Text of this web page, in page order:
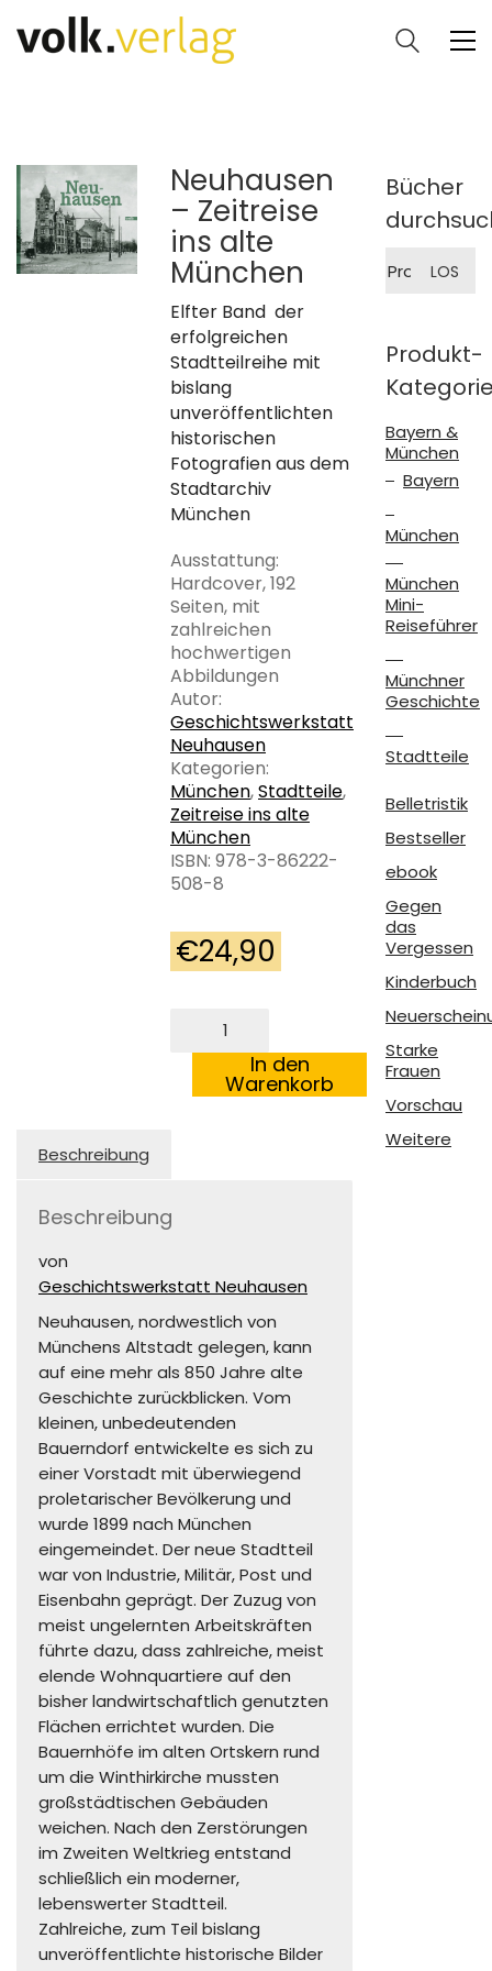
Neuhausen
– Zeitreise
ins alte
München
Elfter Band der
erfolgreichen
Stadtteilreihe mit
bislang
unveröffentlichten
historischen
Fotografien aus dem
Stadtarchiv
München
Ausstattung:
Hardcover, 192
Seiten, mit
zahlreichen
hochwertigen
Abbildungen
Autor:
Geschichtswerkstatt
Neuhausen
Kategorien:
München,Stadtteile,
Zeitreise ins alte
München
ISBN: 978-3-86222-
508-8
€24,90
Zeitreise
alte
In den
Warenkorb
Beschreibung
Beschreibung
von
Geschichtswerkstatt Neuhausen
Neuhausen, nordwestlich von
Münchens Altstadt gelegen, kann
auf eine mehr als 850 Jahre alte
Geschichte zurückblicken. Vom
kleinen, unbedeutenden
Bauerndorf entwickelte es sich zu
einer Vorstadt mit überwiegend
proletarischer Bevölkerung und
wurde 1899 nach München
eingemeindet. Der neue Stadtteil
war von Industrie, Militär, Post und
Eisenbahn geprägt. Der Zuzug von
meist ungelernten Arbeitskräften
führte dazu, dass zahlreiche, meist
elende Wohnquartiere auf den
bisher landwirtschaftlich genutzten
Flächen errichtet wurden. Die
Bauernhöfe im alten Ortskern rund
um die Winthirkirche mussten
großstädtischen Gebäuden
weichen. Nach den Zerstörungen
im Zweiten Weltkrieg entstand
schließlich ein moderner,
lebenswerter Stadtteil.
Zahlreiche, zum Teil bislang
unveröffentlichte historische Bilder
Bücher
nach:
LOS
Produkt-
Bayern &
München
Bayern
München
München
Mini-
Reiseführer
Münchner
Geschichte
Stadtteile
Belletristik
Bestseller
ebook
Gegen
das
Vergessen
Kinderbuch
Starke
Frauen
Vorschau
Weitere